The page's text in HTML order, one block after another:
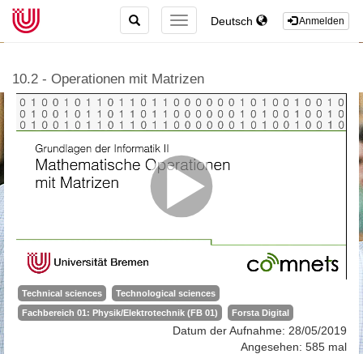
Anmelden
Deutsch
TOGGLE
NAVIGATION
TOGGLE
SEARCH
10.2 - Operationen mit Matrizen
Technical sciences
Technological sciences
Fachbereich 01: Physik/Elektrotechnik (FB 01)
Forsta Digital
Datum der Aufnahme: 28/05/2019
Angesehen: 585 mal